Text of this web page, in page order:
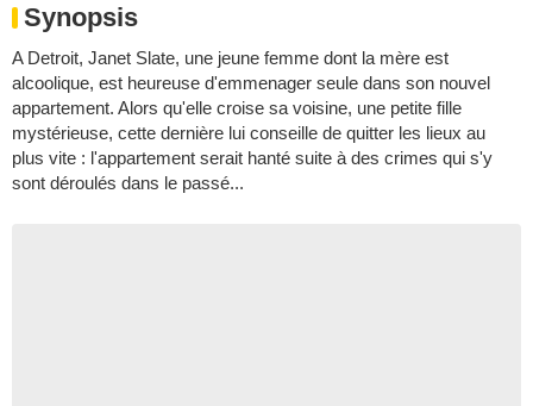
Synopsis
A Detroit, Janet Slate, une jeune femme dont la mère est
alcoolique, est heureuse d'emmenager seule dans son nouvel
appartement. Alors qu'elle croise sa voisine, une petite fille
mystérieuse, cette dernière lui conseille de quitter les lieux au
plus vite : l'appartement serait hanté suite à des crimes qui s'y
sont déroulés dans le passé...